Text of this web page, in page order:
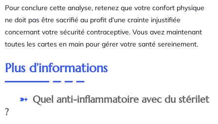
Pour conclure cette analyse, retenez que votre confort physique
ne doit pas être sacrifié au profit d’une crainte injustifiée
concernant votre sécurité contraceptive. Vous avez maintenant
toutes les cartes en main pour gérer votre santé sereinement.
Plus d’informations
Quel anti-inflammatoire avec du stérilet
?